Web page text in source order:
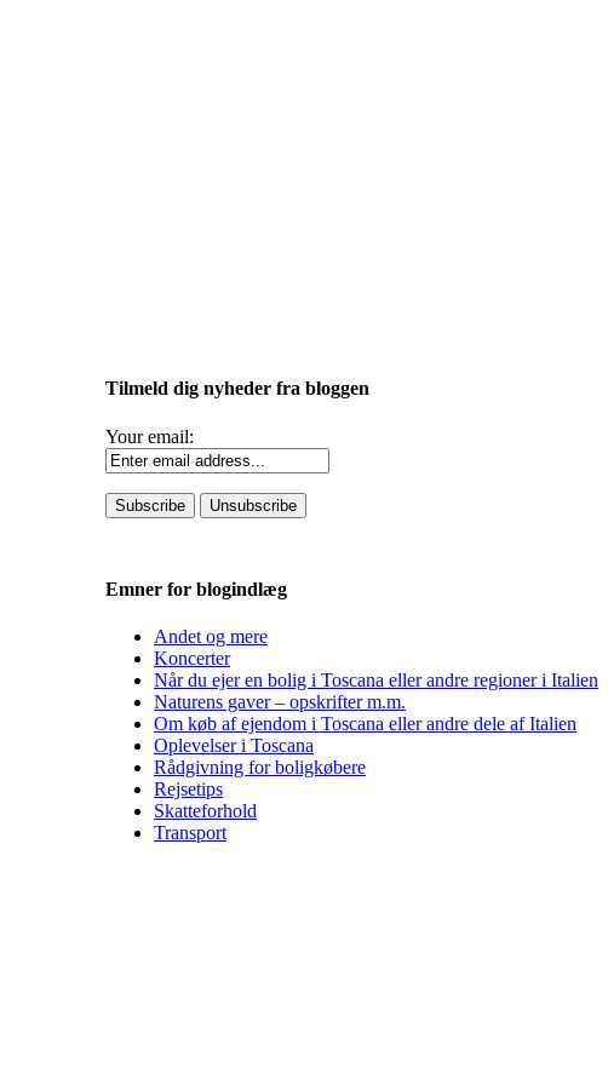
Tilmeld dig nyheder fra bloggen
Your email:
Emner for blogindlæg
Andet og mere
Koncerter
Når du ejer en bolig i Toscana eller andre regioner i Italien
Naturens gaver – opskrifter m.m.
Om køb af ejendom i Toscana eller andre dele af Italien
Oplevelser i Toscana
Rådgivning for boligkøbere
Rejsetips
Skatteforhold
Transport